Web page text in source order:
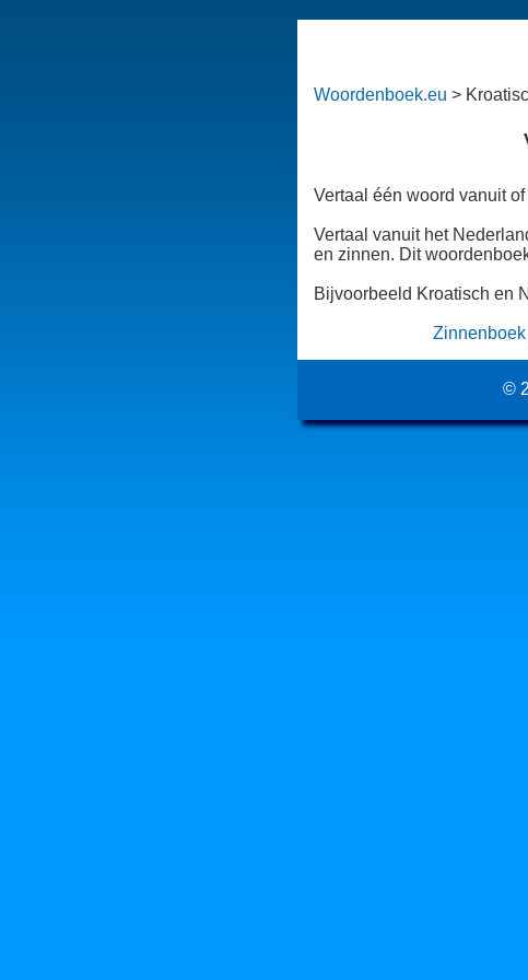
Woordenboek.eu >
Vertaal één woord vanuit
Vertaal vanuit het
en zinnen. Dit
Bijvoorbeeld Kroatisch en
Zinnenboek
©